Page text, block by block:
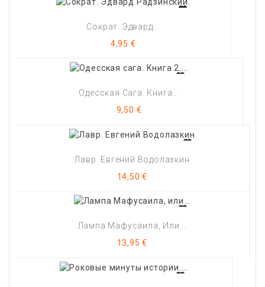
Сократ. Эдвард...
Цена
4,95 €
Одесская Сага. Книга...
Цена
9,50 €
Лавр. Евгений Водолазкин
Цена
14,50 €
Лампа Мафусаила, Или...
Цена
13,95 €